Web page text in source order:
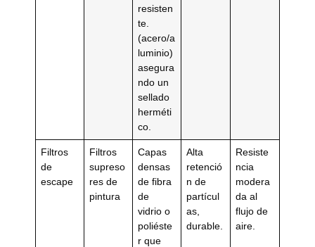
resisten
te.
(acero/a
luminio)
asegura
ndo un
sellado
herméti
co.
Filtros
de
escape
Filtros
supreso
res de
pintura
Capas
densas
de fibra
de
vidrio o
poliéste
r que
Alta
retenció
n de
partícul
as,
durable.
Resiste
ncia
modera
da al
flujo de
aire.